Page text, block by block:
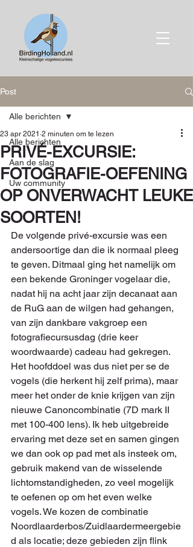
Post
Alle berichten
Aan de slag
Uw community
Alle berichten
PRIVÉ-EXCURSIE:
FOTOGRAFIE-OEFENING
OP ONVERWACHT LEUKE
SOORTEN!
23 apr 2021 2 minuten om te lezen
De volgende privé-excursie was een
andersoortige dan die ik normaal pleeg
te geven. Ditmaal ging het namelijk om
een bekende Groninger vogelaar die,
nadat hij na acht jaar zijn decanaat aan
de RuG aan de wilgen had gehangen,
van zijn dankbare vakgroep een
fotografiecursusdag (drie keer
woordwaarde) cadeau had gekregen.
Het hoofddoel was dus niet per se de
vogels (die herkent hij zelf prima), maar
meer het onder de knie krijgen van zijn
nieuwe Canoncombinatie (7D mark II
met 100-400 lens). Ik heb uitgebreide
ervaring met deze set en samen gingen
we dan ook op pad met als insteek om,
gebruik makend van de wisselende
lichtomstandigheden, zo veel mogelijk
te oefenen op om het even welke
vogels. We kozen de combinatie
Noordlaarderbos/Zuidlaardermeergebie
d als locatie; deze gebieden zijn flink